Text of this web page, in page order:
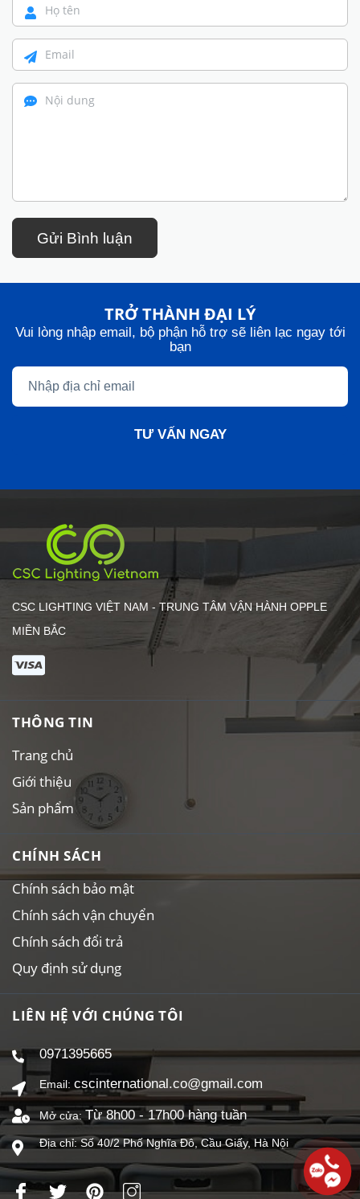
Gửi Bình luận
TRỞ THÀNH ĐẠI LÝ
Vui lòng nhập email, bộ phận hỗ trợ sẽ liên lạc ngay tới
bạn
TƯ VẤN NGAY
CSC LIGHTING VIỆT NAM - TRUNG TÂM VẬN HÀNH OPPLE
MIỀN BẮC
THÔNG TIN
Trang chủ
Giới thiệu
Sản phẩm
CHÍNH SÁCH
Chính sách bảo mật
Chính sách vận chuyển
Chính sách đổi trả
Quy định sử dụng
LIÊN HỆ VỚI CHÚNG TÔI
0971395665
Email: cscinternational.co@gmail.com
Mở cửa: Từ 8h00 - 17h00 hàng tuần
Địa chỉ: Số 40/2 Phố Nghĩa Đô, Cầu Giấy, Hà Nội